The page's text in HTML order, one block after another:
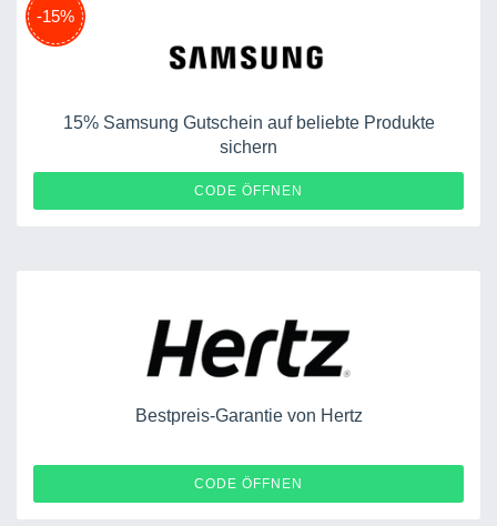
-15%
15% Samsung Gutschein auf beliebte Produkte
sichern
CODE ÖFFNEN
Bestpreis-Garantie von Hertz
CODE ÖFFNEN